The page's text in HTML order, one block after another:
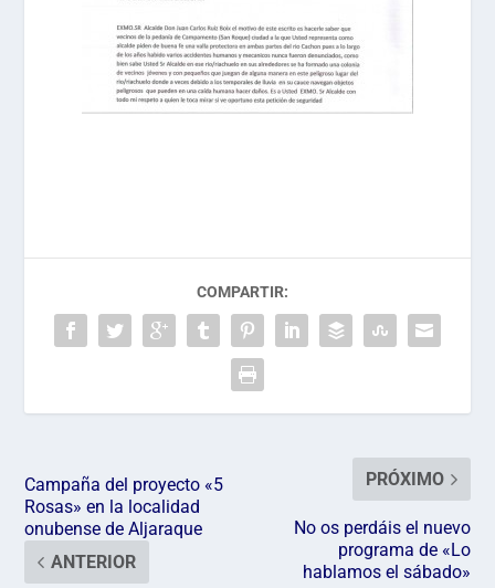
COMPARTIR:
Campaña del proyecto «5
Rosas» en la localidad
onubense de Aljaraque
ANTERIOR
PRÓXIMO
No os perdáis el nuevo
programa de «Lo
hablamos el sábado»